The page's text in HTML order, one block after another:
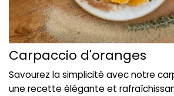
Carpaccio d'oranges
Savourez la simplicité avec notre
une recette élégante et